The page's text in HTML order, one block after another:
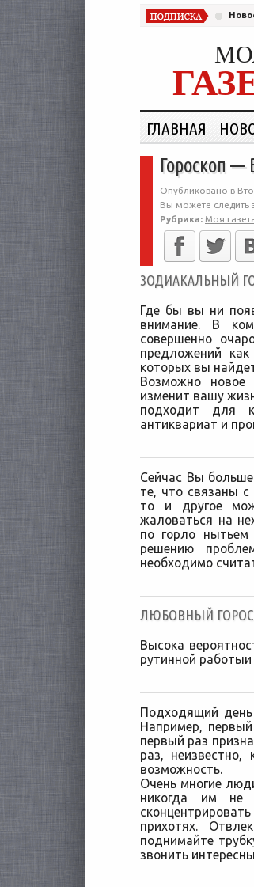
ГЛАВНАЯ
Гороскоп —
Опубликовано в
Вы можете следить
Рубрика: Моя
ЗОДИАКАЛЬНЫЙ
Где бы вы ни
внимание. В
совершенно
предложений
которых вы
Возможно новое
изменит вашу
подходит для
антиквариат и
Сейчас Вы
те, что связаны
то и другое
жаловаться на
по горло
решению
необходимо
ЛЮБОВНЫЙ
Высока
рутинной
Подходящий
Например,
первый раз
раз, неизвестно,
возможность.
Очень многие
никогда им не
прихотях.
поднимайте
звонить